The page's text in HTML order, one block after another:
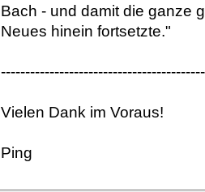
Bach - und damit die ganze
Neues hinein fortsetzte."
Vielen Dank im Voraus!
Ping